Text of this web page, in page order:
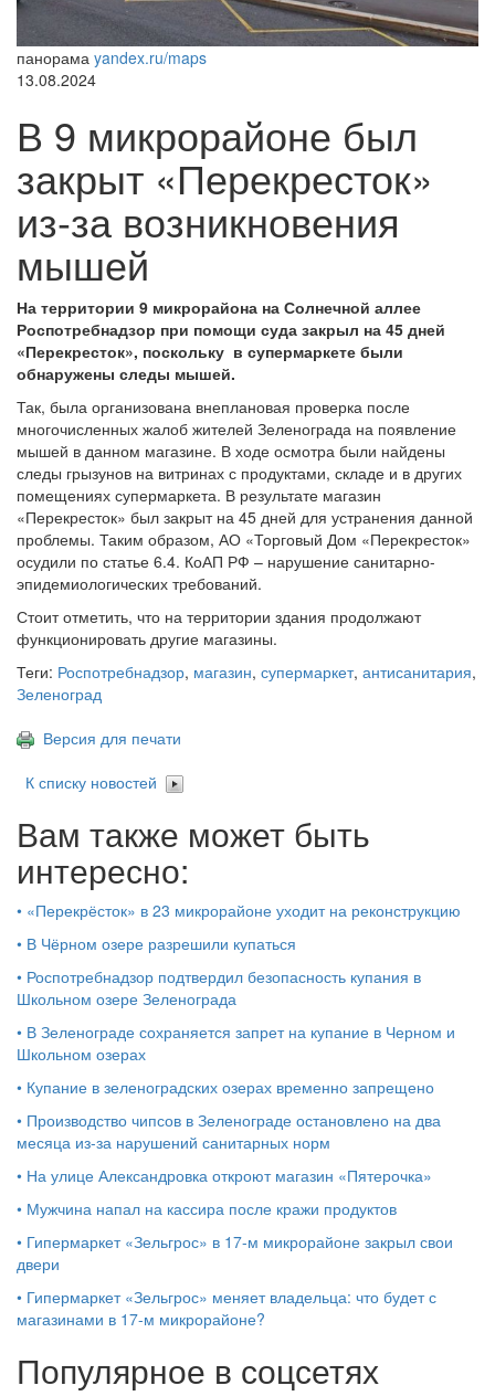
панорама yandex.ru/maps
13.08.2024
В 9 микрорайоне был
закрыт «Перекресток»
из-за возникновения
мышей
На территории 9 микрорайона на Солнечной аллее
Роспотребнадзор при помощи суда закрыл на 45 дней
«Перекресток», поскольку в супермаркете были
обнаружены следы мышей.
Так, была организована внеплановая проверка после
многочисленных жалоб жителей Зеленограда на появление
мышей в данном магазине. В ходе осмотра были найдены
следы грызунов на витринах с продуктами, складе и в других
помещениях супермаркета. В результате магазин
«Перекресток» был закрыт на 45 дней для устранения данной
проблемы. Таким образом, АО «Торговый Дом «Перекресток»
осудили по статье 6.4. КоАП РФ – нарушение санитарно-
эпидемиологических требований.
Стоит отметить, что на территории здания продолжают
функционировать другие магазины.
Теги: Роспотребнадзор, магазин, супермаркет, антисанитария,
Зеленоград
Версия для печати
К списку новостей
Вам также может быть
интересно:
• «Перекрёсток» в 23 микрорайоне уходит на реконструкцию
• В Чёрном озере разрешили купаться
• Роспотребнадзор подтвердил безопасность купания в
Школьном озере Зеленограда
• В Зеленограде сохраняется запрет на купание в Черном и
Школьном озерах
• Купание в зеленоградских озерах временно запрещено
• Производство чипсов в Зеленограде остановлено на два
месяца из-за нарушений санитарных норм
• На улице Александровка откроют магазин «Пятерочка»
• Мужчина напал на кассира после кражи продуктов
• Гипермаркет «Зельгрос» в 17-м микрорайоне закрыл свои
двери
• Гипермаркет «Зельгрос» меняет владельца: что будет с
магазинами в 17-м микрорайоне?
Популярное в соцсетях